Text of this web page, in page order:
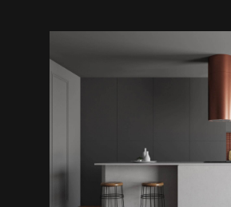
Nortberg Silent Kitchen
FAQ